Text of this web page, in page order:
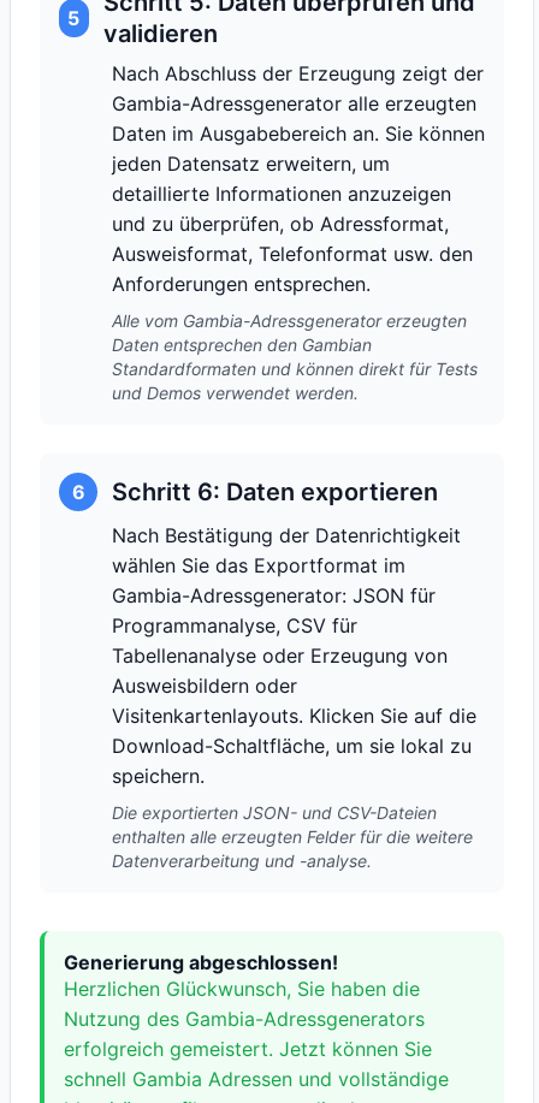
5
validieren
Nach Abschluss der Erzeugung zeigt der
Gambia-Adressgenerator alle erzeugten
Daten im Ausgabebereich an. Sie können
jeden Datensatz erweitern, um
detaillierte Informationen anzuzeigen
und zu überprüfen, ob Adressformat,
Ausweisformat, Telefonformat usw. den
Anforderungen entsprechen.
Alle vom Gambia-Adressgenerator erzeugten
Daten entsprechen den Gambian
Standardformaten und können direkt für Tests
und Demos verwendet werden.
6 Schritt 6: Daten exportieren
Nach Bestätigung der Datenrichtigkeit
wählen Sie das Exportformat im
Gambia-Adressgenerator: JSON für
Programmanalyse, CSV für
Tabellenanalyse oder Erzeugung von
Ausweisbildern oder
Visitenkartenlayouts. Klicken Sie auf die
Download-Schaltfläche, um sie lokal zu
speichern.
Die exportierten JSON- und CSV-Dateien
enthalten alle erzeugten Felder für die weitere
Datenverarbeitung und -analyse.
Generierung abgeschlossen!
Herzlichen Glückwunsch, Sie haben die
Nutzung des Gambia-Adressgenerators
erfolgreich gemeistert. Jetzt können Sie
schnell Gambia Adressen und vollständige